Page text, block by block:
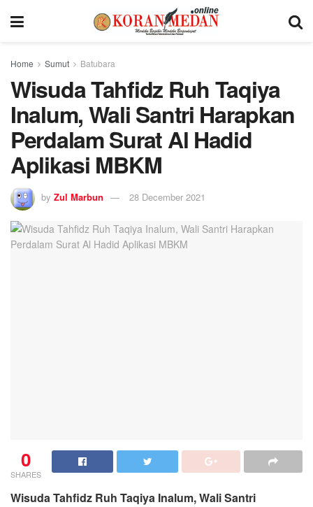
Home Sumut Batubara
Wisuda Tahfidz Ruh Taqiya
Inalum, Wali Santri Harapkan
Perdalam Surat Al Hadid
Aplikasi MBKM
by Zul Marbun 28 December 2021
0
SHARES
Wisuda Tahfidz Ruh Taqiya Inalum, Wali Santri